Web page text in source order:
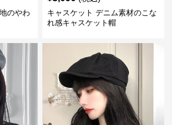
のやわ
キャスケット デニム素材のこな
れ感キャスケット帽